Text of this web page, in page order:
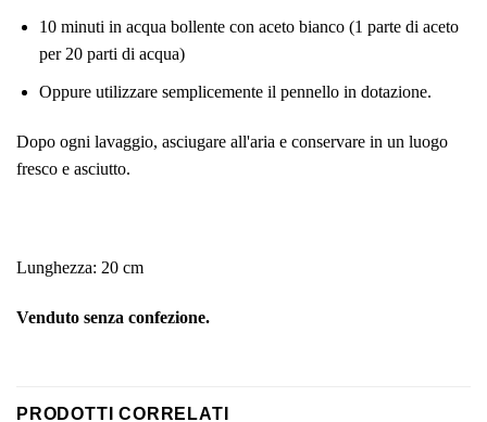
10 minuti in acqua bollente con aceto bianco (1 parte di aceto
per 20 parti di acqua)
Oppure utilizzare semplicemente il pennello in dotazione.
Dopo ogni lavaggio, asciugare all'aria e conservare in un luogo
fresco e asciutto.
Lunghezza: 20 cm
Venduto senza confezione.
PRODOTTI CORRELATI